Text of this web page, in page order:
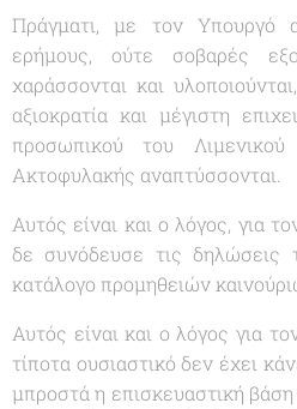
Πράγματι, με τον Υπουργό
ερήμους, ούτε σοβαρές
χαράσσονται και
αξιοκρατία και μέγιστη
προσωπικού του
Ακτοφυλακής αναπτύσσονται.
Αυτός είναι και ο λόγος, για
δε συνόδευσε τις δηλώσεις
κατάλογο προμηθειών
Αυτός είναι και ο λόγος για
τίποτα ουσιαστικό δεν έχει
μπροστά η επισκευαστική